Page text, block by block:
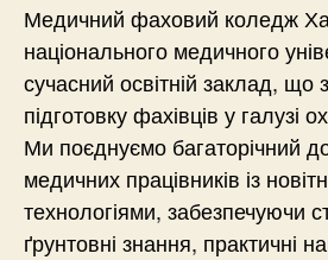
Медичний фаховий коледж
національного медичного
сучасний освітній заклад, що
підготовку фахівців у галузі
Ми поєднуємо багаторічний
медичних працівників із
технологіями, забезпечуючи
ґрунтовні знання, практичні